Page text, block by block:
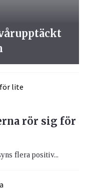
rör sig för
flera positiv...